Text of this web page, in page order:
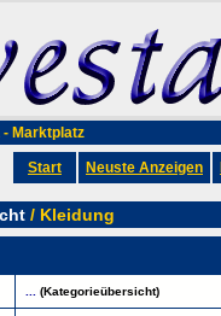
Marktplatz
Start Neuste Anzeigen
/ Kleidung
(Kategorieübersicht)